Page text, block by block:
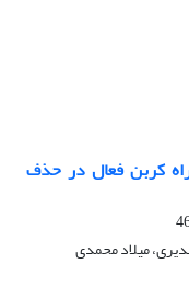
کربن فعال در حذف
میلاد محمدی